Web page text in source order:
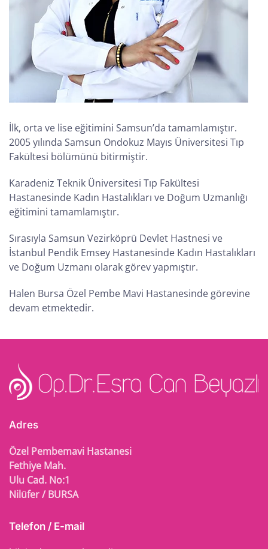
İlk, orta ve lise eğitimini Samsun’da tamamlamıştır.
2005 yılında Samsun Ondokuz Mayıs Üniversitesi Tıp
Fakültesi bölümünü bitirmiştir.
Karadeniz Teknik Üniversitesi Tıp Fakültesi
Hastanesinde Kadın Hastalıkları ve Doğum Uzmanlığı
eğitimini tamamlamıştır.
Sırasıyla Samsun Vezirköprü Devlet Hastnesi ve
İstanbul Pendik Emsey Hastanesinde Kadın Hastalıkları
ve Doğum Uzmanı olarak görev yapmıştır.
Halen Bursa Özel Pembe Mavi Hastanesinde görevine
devam etmektedir.
Adres
Özel Pembemavi Hastanesi
Fethiye Mah.
Ulu Cad. No:1
Nilüfer / BURSA
Telefon / E-mail